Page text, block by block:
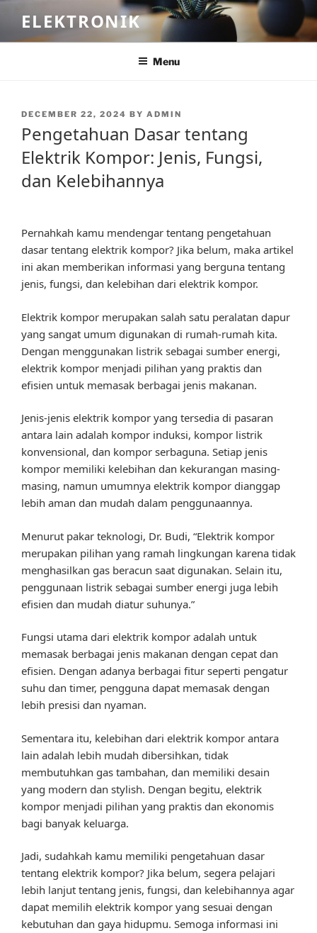
content
ELEKTRONIK
Menu
POSTED
DECEMBER 22, 2024 BY ADMIN
Pengetahuan Dasar tentang
Elektrik Kompor: Jenis, Fungsi,
dan Kelebihannya
Pernahkah kamu mendengar tentang pengetahuan
dasar tentang elektrik kompor? Jika belum, maka artikel
ini akan memberikan informasi yang berguna tentang
jenis, fungsi, dan kelebihan dari elektrik kompor.
Elektrik kompor merupakan salah satu peralatan dapur
yang sangat umum digunakan di rumah-rumah kita.
Dengan menggunakan listrik sebagai sumber energi,
elektrik kompor menjadi pilihan yang praktis dan
efisien untuk memasak berbagai jenis makanan.
Jenis-jenis elektrik kompor yang tersedia di pasaran
antara lain adalah kompor induksi, kompor listrik
konvensional, dan kompor serbaguna. Setiap jenis
kompor memiliki kelebihan dan kekurangan masing-
masing, namun umumnya elektrik kompor dianggap
lebih aman dan mudah dalam penggunaannya.
Menurut pakar teknologi, Dr. Budi, “Elektrik kompor
merupakan pilihan yang ramah lingkungan karena tidak
menghasilkan gas beracun saat digunakan. Selain itu,
penggunaan listrik sebagai sumber energi juga lebih
efisien dan mudah diatur suhunya.”
Fungsi utama dari elektrik kompor adalah untuk
memasak berbagai jenis makanan dengan cepat dan
efisien. Dengan adanya berbagai fitur seperti pengatur
suhu dan timer, pengguna dapat memasak dengan
lebih presisi dan nyaman.
Sementara itu, kelebihan dari elektrik kompor antara
lain adalah lebih mudah dibersihkan, tidak
membutuhkan gas tambahan, dan memiliki desain
yang modern dan stylish. Dengan begitu, elektrik
kompor menjadi pilihan yang praktis dan ekonomis
bagi banyak keluarga.
Jadi, sudahkah kamu memiliki pengetahuan dasar
tentang elektrik kompor? Jika belum, segera pelajari
lebih lanjut tentang jenis, fungsi, dan kelebihannya agar
dapat memilih elektrik kompor yang sesuai dengan
kebutuhan dan gaya hidupmu. Semoga informasi ini